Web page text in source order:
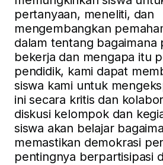
pertanyaan, meneliti, dan
mengembangkan
dalam tentang bagaimana
bekerja dan mengapa itu
pendidik, kami dapat
siswa kami untuk
ini secara kritis dan
diskusi kelompok dan
siswa akan belajar
memastikan demokrasi
pentingnya berpartisipasi